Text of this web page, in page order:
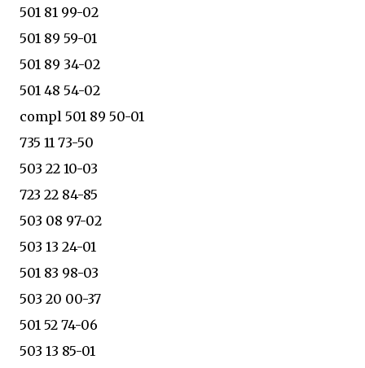
501 81 99-02
501 89 59-01
501 89 34-02
501 48 54-02
compl 501 89 50-01
735 11 73-50
503 22 10-03
723 22 84-85
503 08 97-02
503 13 24-01
501 83 98-03
503 20 00-37
501 52 74-06
503 13 85-01